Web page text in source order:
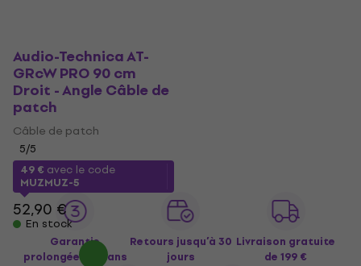
Audio-Technica AT-
GRcW PRO 90 cm
Droit - Angle Câble de
patch
Câble de patch
5/5
49 € avec le code
MUZMUZ-5
52,90 €
En stock
Garantie
prolongée de 3 ans
Retours jusqu’à 30
jours
Livraison gratuite
de 199 €